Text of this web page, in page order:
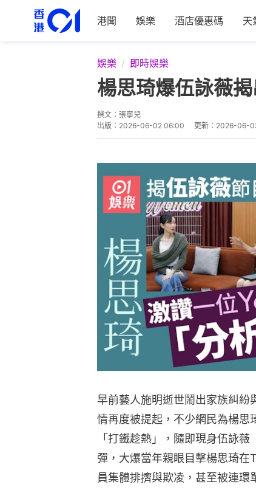
港聞 娛樂 酒店優惠碼 天
娛樂 即時娛樂
楊思琦爆伍詠薇
撰文： 張寧兒
出版： 2026-06-02 06:00 更新： 2026-06-
早前藝人施明逝世鬧出家族糾紛
情再度被提起，不少網民為楊思
「打鐵趁熱」，隨即現身伍詠
彈，大爆當年親眼目擊楊思琦
員集體排擠與欺凌，甚至被連環